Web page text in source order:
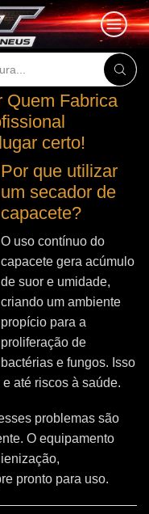
Quem Fabrica
certo!
Por que utilizar
um secador de
capacete?
O uso contínuo do
capacete gera acúmulo
de suor e umidade,
criando um ambiente
propício para a
proliferação de
bactérias e fungos. Isso
até riscos à saúde.
problemas são
O equipamento
pronto para uso.